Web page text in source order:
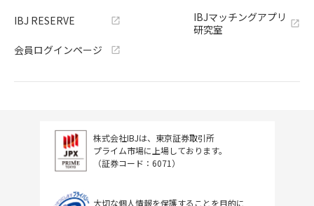
IBJ RESERVE
会員ログインページ
IBJマッチングアプリ
研究室
株式会社IBJは、東京証券取引所
プライム市場に上場しております。
（証券コード：6071）
大切な個人情報を保護することを目的に